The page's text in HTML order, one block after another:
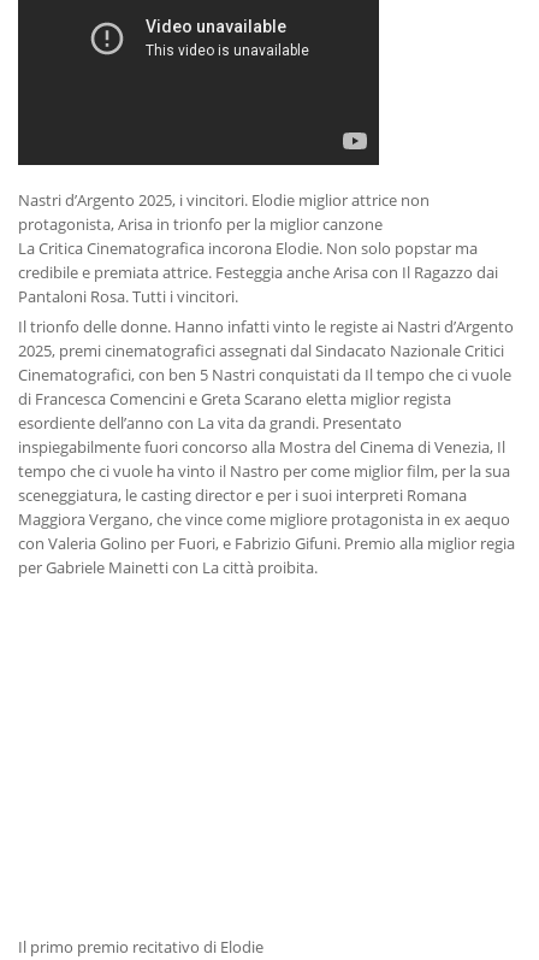
Nastri d’Argento 2025, i vincitori. Elodie miglior attrice non
protagonista, Arisa in trionfo per la miglior canzone
La Critica Cinematografica incorona Elodie. Non solo popstar ma
credibile e premiata attrice. Festeggia anche Arisa con Il Ragazzo dai
Pantaloni Rosa. Tutti i vincitori.
Il trionfo delle donne. Hanno infatti vinto le registe ai Nastri d’Argento
2025, premi cinematografici assegnati dal Sindacato Nazionale Critici
Cinematografici, con ben 5 Nastri conquistati da Il tempo che ci vuole
di Francesca Comencini e Greta Scarano eletta miglior regista
esordiente dell’anno con La vita da grandi. Presentato
inspiegabilmente fuori concorso alla Mostra del Cinema di Venezia, Il
tempo che ci vuole ha vinto il Nastro per come miglior film, per la sua
sceneggiatura, le casting director e per i suoi interpreti Romana
Maggiora Vergano, che vince come migliore protagonista in ex aequo
con Valeria Golino per Fuori, e Fabrizio Gifuni. Premio alla miglior regia
per Gabriele Mainetti con La città proibita.
Il primo premio recitativo di Elodie